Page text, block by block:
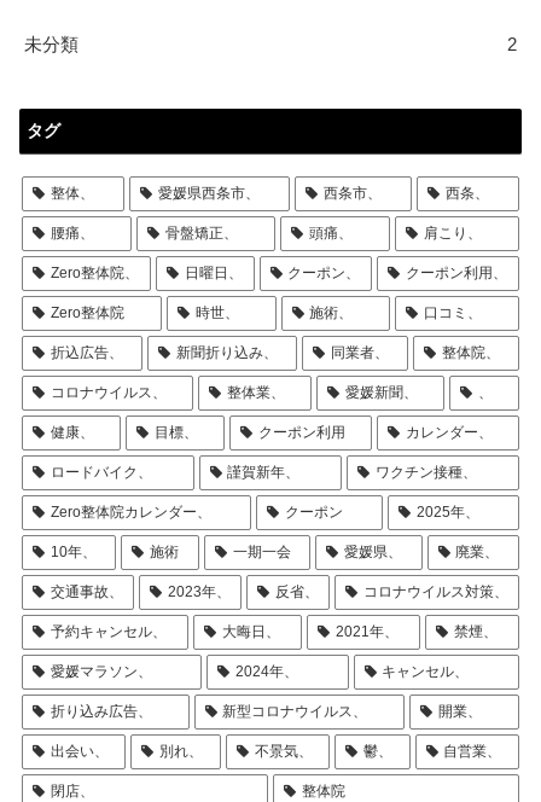
未分類 2
タグ
整体、 愛媛県西条市、 西条市、 西条、
腰痛、 骨盤矯正、 頭痛、 肩こり、
Zero整体院、 日曜日、 クーポン、 クーポン利用、
Zero整体院 時世、 施術、 口コミ、
折込広告、 新聞折り込み、 同業者、 整体院、
コロナウイルス、 整体業、 愛媛新聞、 、
健康、 目標、 クーポン利用 カレンダー、
ロードバイク、 謹賀新年、 ワクチン接種、
Zero整体院カレンダー、 クーポン 2025年、
10年、 施術 一期一会 愛媛県、 廃業、
交通事故、 2023年、 反省、 コロナウイルス対策、
予約キャンセル、 大晦日、 2021年、 禁煙、
愛媛マラソン、 2024年、 キャンセル、
折り込み広告、 新型コロナウイルス、 開業、
出会い、 別れ、 不景気、 鬱、 自営業、
閉店、 整体院